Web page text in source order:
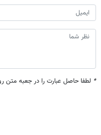
* لطفا حاصل عبارت را در جعبه متن